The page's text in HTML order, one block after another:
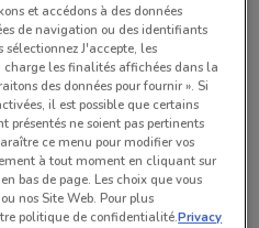
et accédons à des données
de navigation ou des identifiants
J'accepte, les
les finalités affichées dans la
des données pour fournir ». Si
il est possible que certains
présentés ne soient pas pertinents
ce menu pour modifier vos
à tout moment en cliquant sur
bas de page. Les choix que vous
nos Site Web. Pour plus
politique de confidentialité.Privacy